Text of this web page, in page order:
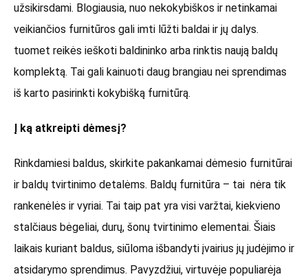
užsikirsdami. Blogiausia, nuo nekokybiškos ir netinkamai
veikiančios furnitūros gali imti lūžti baldai ir jų dalys.
tuomet reikės ieškoti baldininko arba rinktis naują baldų
komplektą. Tai gali kainuoti daug brangiau nei sprendimas
iš karto pasirinkti kokybišką furnitūrą.
Į ką atkreipti dėmesį?
Rinkdamiesi baldus, skirkite pakankamai dėmesio furnitūrai
ir baldų tvirtinimo detalėms. Baldų furnitūra – tai nėra tik
rankenėlės ir vyriai. Tai taip pat yra visi varžtai, kiekvieno
stalčiaus bėgeliai, durų, šonų tvirtinimo elementai. Šiais
laikais kuriant baldus, siūloma išbandyti įvairius jų judėjimo ir
atsidarymo sprendimus. Pavyzdžiui, virtuvėje populiarėja